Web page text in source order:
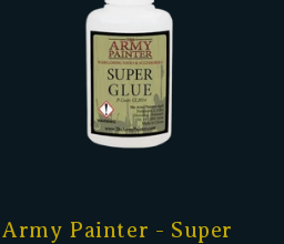
Army Painter - Super